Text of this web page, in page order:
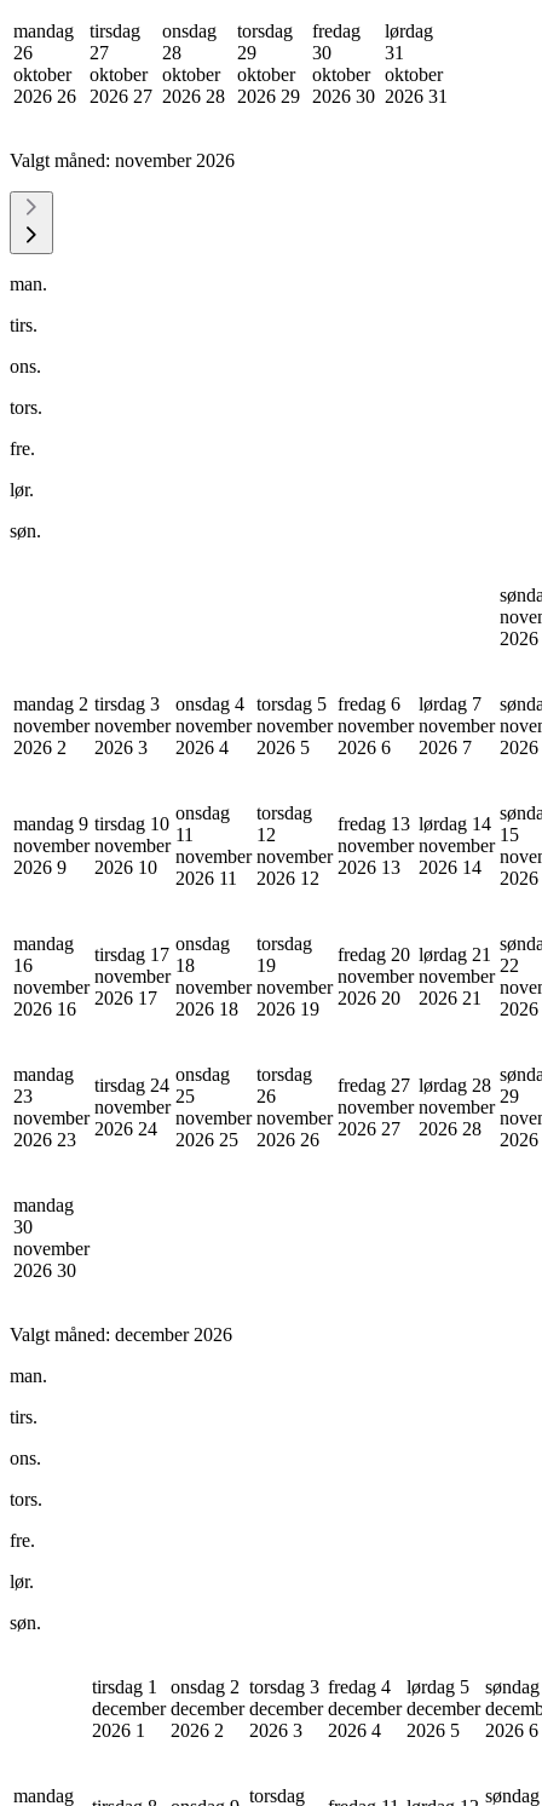
mandag
26
oktober
2026 26
tirsdag
27
oktober
2026 27
onsdag
28
oktober
2026 28
torsdag
29
oktober
2026 29
fredag
30
oktober
2026 30
lørdag
31
oktober
2026 31
Valgt måned: november 2026
man.
tirs.
ons.
tors.
fre.
lør.
søn.
2026
mandag 2
november
2026 2
tirsdag 3
november
2026 3
onsdag 4
november
2026 4
torsdag 5
november
2026 5
fredag 6
november
2026 6
lørdag 7
november
2026 7
2026
mandag 9
november
2026 9
tirsdag 10
november
2026 10
onsdag
11
november
2026 11
torsdag
12
november
2026 12
fredag 13
november
2026 13
lørdag 14
november
2026 14
15
2026
mandag
16
november
2026 16
tirsdag 17
november
2026 17
onsdag
18
november
2026 18
torsdag
19
november
2026 19
fredag 20
november
2026 20
lørdag 21
november
2026 21
22
2026
mandag
23
november
2026 23
tirsdag 24
november
2026 24
onsdag
25
november
2026 25
torsdag
26
november
2026 26
fredag 27
november
2026 27
lørdag 28
november
2026 28
29
2026
mandag
30
november
2026 30
Valgt måned: december 2026
man.
tirs.
ons.
tors.
fre.
lør.
søn.
tirsdag 1
december
2026 1
onsdag 2
december
2026 2
torsdag 3
december
2026 3
fredag 4
december
2026 4
lørdag 5
december
2026 5
2026 6
mandag torsdag søndag